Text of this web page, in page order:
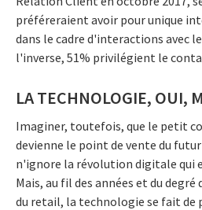
préféreraient avoir pour unique
dans le cadre d'interactions avec
l'inverse, 51% privilégient le
LA TECHNOLOGIE, OUI,
Imaginer, toutefois, que le petit
devienne le point de vente du
n'ignore la révolution digitale qui
Mais, au fil des années et du
du retail, la technologie se fait de